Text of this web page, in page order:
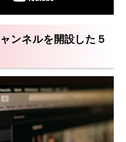
ンネルを開設した５